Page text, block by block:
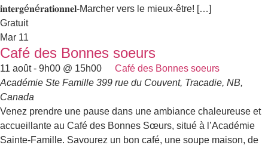
𝐢𝐧𝐭𝐞𝐫𝐠é𝐧é𝐫𝐚𝐭𝐢𝐨𝐧𝐧𝐞𝐥-Marcher vers le mieux-être! […]
Gratuit
Mar 11
Café des Bonnes soeurs
11 août - 9h00 @ 15h00
Café des Bonnes soeurs
Académie Ste Famille 399 rue du Couvent, Tracadie, NB,
Canada
Venez prendre une pause dans une ambiance chaleureuse et
accueillante au Café des Bonnes Sœurs, situé à l’Académie
Sainte-Famille. Savourez un bon café, une soupe maison, de